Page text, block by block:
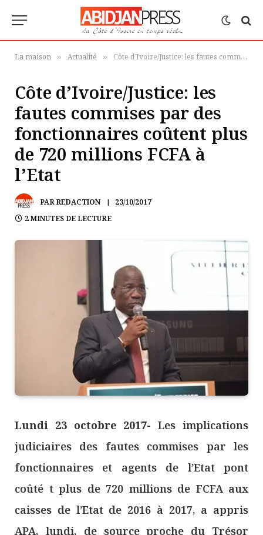
La maison » Actualité » Côte d’Ivoire/Justice: les fautes commises par des fonctionnaires coûtent plus de 720 millions FCFA à l’Etat
Côte d’Ivoire/Justice: les
fautes commises par des
fonctionnaires coûtent plus
de 720 millions FCFA à
l’Etat
PARREDACTION
23/10/2017
2 MINUTES DE LECTURE
Lundi 23 octobre 2017- Les implications
judiciaires des fautes commises par les
fonctionnaires et agents de l’Etat pont
coûté t plus de 720 millions de FCFA aux
caisses de l’Etat de 2016 à 2017, a appris
APA, lundi, de source proche du Trésor